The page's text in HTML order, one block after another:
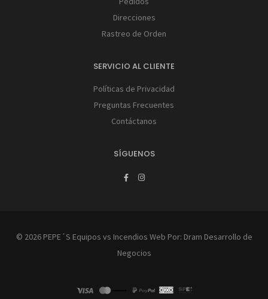
Direcciones
Rastreo de Orden
SERVICIO AL CLIENTE
Políticas de Privacidad
Preguntas Frecuentes
Contáctanos
SÍGUENOS
© 2026 PEPE´S Equipos vs Incendios Web Por: Dram Desarrollo de
Negocios